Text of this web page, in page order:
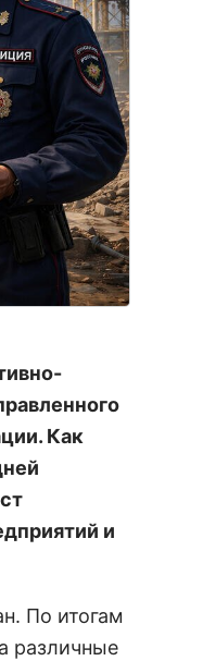
Как
и
По итогам
различные